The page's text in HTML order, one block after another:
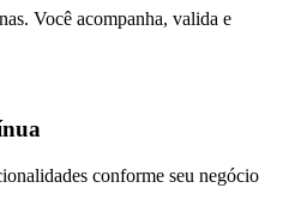
Você acompanha, valida e
conforme seu negócio